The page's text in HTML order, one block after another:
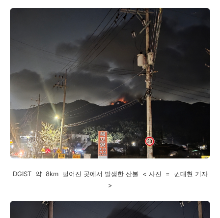
DGIST 약 8km 떨어진 곳에서 발생한 산불 < 사진 = 권대현 기자
>